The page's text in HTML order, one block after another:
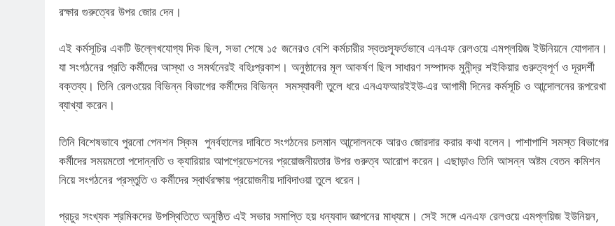
রক্ষার গুরুত্বের উপর জোর দেন।
এই কর্মসূচির একটি উল্লেখযোগ্য দিক ছিল, সভা শেষে ১৫ জনেরও বেশি কর্মচারীর স্বতঃস্ফূর্তভাবে এনএফ রেলওয়ে এমপ্লয়িজ ইউনিয়নে যোগদান।
যা সংগঠনের প্রতি কর্মীদের আস্থা ও সমর্থনেরই বহিঃপ্রকাশ। অনুষ্ঠানের মূল আকর্ষণ ছিল সাধারণ সম্পাদক মুনীন্দ্র শইকিয়ার গুরুত্বপূর্ণ ও দূরদর্শী
বক্তব্য। তিনি রেলওয়ের বিভিন্ন বিভাগের কর্মীদের বিভিন্ন সমস্যাবলী তুলে ধরে এনএফআরইইউ-এর আগামী দিনের কর্মসূচি ও আন্দোলনের রূপরেখা
ব্যাখ্যা করেন।
তিনি বিশেষভাবে পুরনো পেনশন স্কিম পুনর্বহালের দাবিতে সংগঠনের চলমান আন্দোলনকে আরও জোরদার করার কথা বলেন। পাশাপাশি সমস্ত বিভাগের
কর্মীদের সময়মতো পদোন্নতি ও ক্যারিয়ার আপগ্রেডেশনের প্রয়োজনীয়তার উপর গুরুত্ব আরোপ করেন। এছাড়াও তিনি আসন্ন অষ্টম বেতন কমিশন
নিয়ে সংগঠনের প্রস্তুতি ও কর্মীদের স্বার্থরক্ষায় প্রয়োজনীয় দাবিদাওয়া তুলে ধরেন।
প্রচুর সংখ্যক শ্রমিকদের উপস্থিতিতে অনুষ্ঠিত এই সভার সমাপ্তি হয় ধন্যবাদ জ্ঞাপনের মাধ্যমে। সেই সঙ্গে এনএফ রেলওয়ে এমপ্লয়িজ ইউনিয়ন,